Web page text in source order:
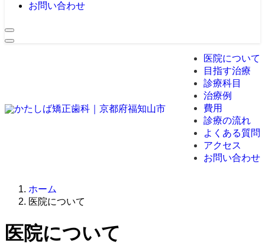
お問い合わせ
医院について
目指す治療
診療科目
治療例
費用
診療の流れ
よくある質問
アクセス
お問い合わせ
ホーム
医院について
医院について